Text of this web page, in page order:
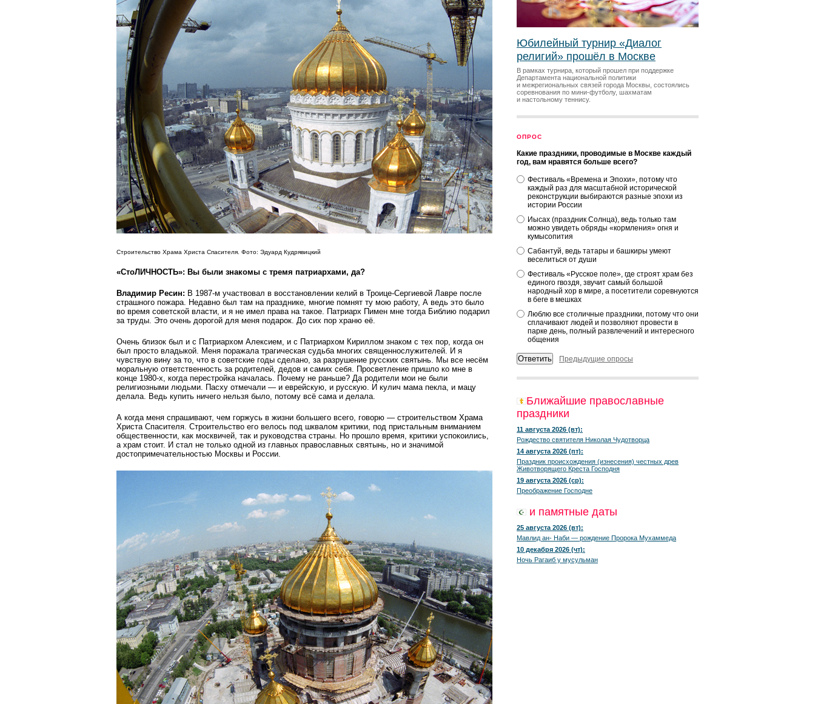
Юбилейный турнир «Диалог
религий» прошёл в Москве
В рамках турнира, который прошел при поддержке
Департамента национальной политики
и межрегиональных связей города Москвы, состоялись
соревнования по мини-футболу, шахматам
и настольному теннису.
ОПРОС
Какие праздники, проводимые в Москве каждый
год, вам нравятся больше всего?
Фестиваль «Времена и Эпохи», потому что
каждый раз для масштабной исторической
реконструкции выбираются разные эпохи из
истории России
Иысах (праздник Солнца), ведь только там
можно увидеть обряды «кормления» огня и
кумысопития
Сабантуй, ведь татары и башкиры умеют
веселиться от души
Фестиваль «Русское поле», где строят храм без
единого гвоздя, звучит самый большой
народный хор в мире, а посетители соревнуются
в беге в мешках
Люблю все столичные праздники, потому что они
сплачивают людей и позволяют провести в
парке день, полный развлечений и интересного
общения
Предыдущие опросы
Ближайшие православные
праздники
11 августа 2026 (вт):
Рождество святителя Николая Чудотворца
14 августа 2026 (пт):
Праздник происхождения (изнесения) честных древ
Животворящего Креста Господня
19 августа 2026 (ср):
Преображение Господне
и памятные даты
25 августа 2026 (вт):
Мавлид ан- Наби — рождение Пророка Мухаммеда
10 декабря 2026 (чт):
Ночь Рагаиб у мусульман
Строительство Храма Христа Спасителя. Фото: Эдуард Кудрявицкий
«СтоЛИЧНОСТЬ»: Вы были знакомы с тремя патриархами, да?
Владимир Ресин: В 1987-м участвовал в восстановлении келий в Троице-Сергиевой Лавре после
страшного пожара. Недавно был там на празднике, многие помнят ту мою работу, А ведь это было
во время советской власти, и я не имел права на такое. Патриарх Пимен мне тогда Библию подарил
за труды. Это очень дорогой для меня подарок. До сих пор храню её.
Очень близок был и с Патриархом Алексием, и с Патриархом Кириллом знаком с тех пор, когда он
был просто владыкой. Меня поражала трагическая судьба многих священнослужителей. И я
чувствую вину за то, что в советские годы сделано, за разрушение русских святынь. Мы все несём
моральную ответственность за родителей, дедов и самих себя. Просветление пришло ко мне в
конце 1980-х, когда перестройка началась. Почему не раньше? Да родители мои не были
религиозными людьми. Пасху отмечали — и еврейскую, и русскую. И кулич мама пекла, и мацу
делала. Ведь купить ничего нельзя было, потому всё сама и делала.
А когда меня спрашивают, чем горжусь в жизни большего всего, говорю — строительством Храма
Христа Спасителя. Строительство его велось под шквалом критики, под пристальным вниманием
общественности, как москвичей, так и руководства страны. Но прошло время, критики успокоились,
а храм стоит. И стал не только одной из главных православных святынь, но и значимой
достопримечательностью Москвы и России.